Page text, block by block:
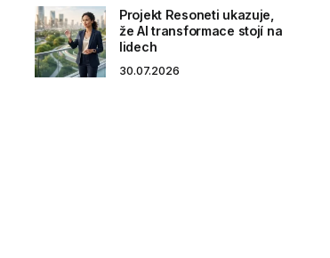
Projekt Resoneti ukazuje,
že AI transformace stojí na
lidech
30.07.2026